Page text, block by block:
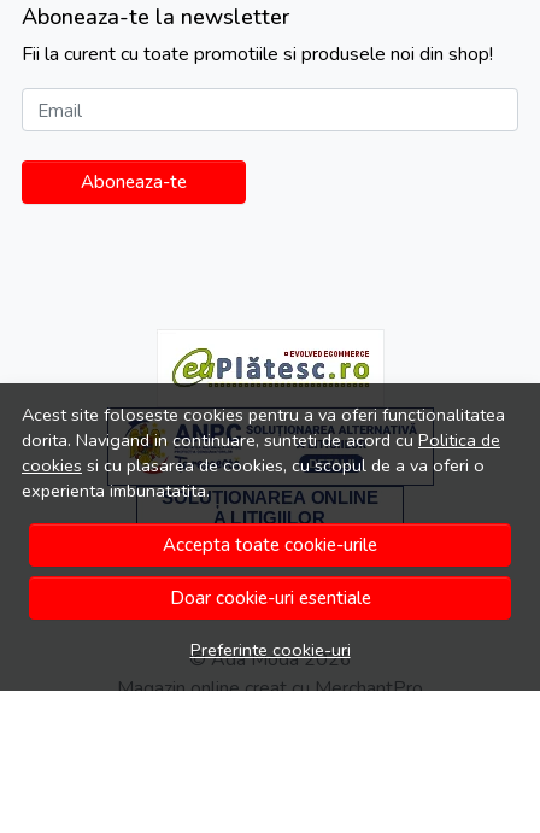
Acest site foloseste cookies pentru a va oferi functionalitatea
dorita. Navigand in continuare, sunteti de acord cuPolitica de
cookies si cu plasarea de cookies, cu scopul de a va oferi o
experienta imbunatatita.
Accepta toate cookie-urile
Doar cookie-uri esentiale
Preferinte cookie-uri
Aboneaza-te la newsletter
Fii la curent cu toate promotiile si produsele noi din shop!
Email
Aboneaza-te
© Ada Moda 2026
Magazin online creat cu MerchantPro